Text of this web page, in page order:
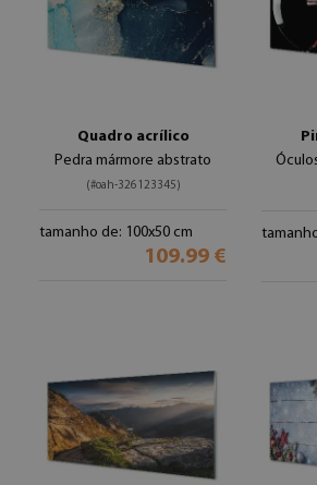
Quadro acrílico
Pedra mármore abstrato
(#oah-326123345)
tamanho de: 100x50 cm
109.99 €